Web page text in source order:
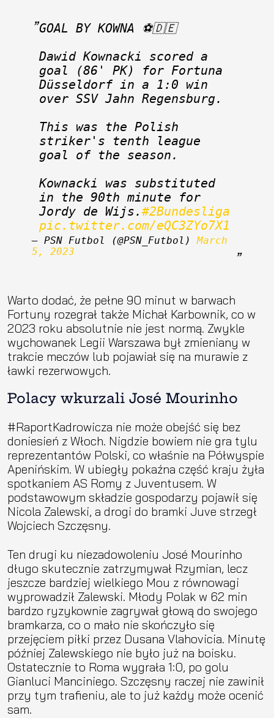
GOAL BY KOWNA ⚽️🇩🇪
Dawid Kownacki scored a
goal (86' PK) for Fortuna
Düsseldorf in a 1:0 win
over SSV Jahn Regensburg.
This was the Polish
striker's tenth league
goal of the season.
Kownacki was substituted
in the 90th minute for
Jordy de Wijs. #2Bundesliga
pic.twitter.com/eQC3ZYo7X1
— PSN Futbol (@PSN_Futbol) March
5, 2023
Warto dodać, że pełne 90 minut w barwach
Fortuny rozegrał także Michał Karbownik, co w
2023 roku absolutnie nie jest normą. Zwykle
wychowanek Legii Warszawa był zmieniany w
trakcie meczów lub pojawiał się na murawie z
ławki rezerwowych.
Polacy wkurzali José Mourinho
#RaportKadrowicza nie może obejść się bez
doniesień z Włoch. Nigdzie bowiem nie gra tylu
reprezentantów Polski, co właśnie na Półwyspie
Apenińskim. W ubiegły pokaźna część kraju żyła
spotkaniem AS Romy z Juventusem. W
podstawowym składzie gospodarzy pojawił się
Nicola Zalewski, a drogi do bramki Juve strzegł
Wojciech Szczęsny.
Ten drugi ku niezadowoleniu José Mourinho
długo skutecznie zatrzymywał Rzymian, lecz
jeszcze bardziej wielkiego Mou z równowagi
wyprowadził Zalewski. Młody Polak w 62 min
bardzo ryzykownie zagrywał głową do swojego
bramkarza, co o mało nie skończyło się
przejęciem piłki przez Dusana Vlahovicia. Minutę
później Zalewskiego nie było już na boisku.
Ostatecznie to Roma wygrała 1:0, po golu
Gianluci Manciniego. Szczęsny raczej nie zawinił
przy tym trafieniu, ale to już każdy może ocenić
sam.